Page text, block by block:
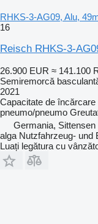
RHKS-3-AG09, Alu,
16
Reisch RHKS-3-
26.900 EUR ≈ 141.100
Semiremorcă
2021
Capacitate de încărcare
pneumo/pneumo
Germania, Sittensen
alga Nutzfahrzeug- und
Luați legătura cu